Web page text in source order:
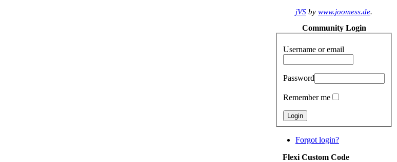
jVS by www.joomess.de.
Community Login
Username or email
Password
Remember me
Forgot login?
Flexi Custom Code